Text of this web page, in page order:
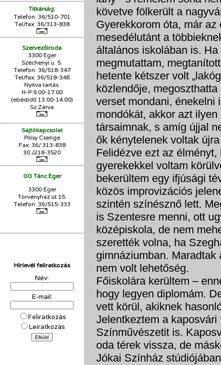
Titkárság:
Telefon: 36/510-701
Tel/fax: 36/313-838
Szervezőiroda
3300 Eger
Széchenyi u. 5.
Telefon: 36/518-347
Tel/fax: 36/518-348
Nyitva tartás:
H-P:9.00-17.00
(ebédidő 13.00-14.00)
Sz:Zárva
Sajtókapcsolat
Pilisy Csenge
Fax: 36/ 313-838
30 /218-3520
GG Tánc Eger
3300 Eger
Törvényház út 15.
Telefon: 36/515-333
Hírlevél feliratkozás
Név:
E-mail:
Feliratkozás
Leiratkozás
követve fölkerült a
Gyerekkorom óta, már
mesedélutánt a
általános iskolában is.
megmutattam,
hetente kétszer volt
közlendője, megoszthatta
verset mondani, énekelni
mondókát, akkor azt
társaimnak, s amíg újjal
ők kénytelenek voltak
Felidézve ezt az
gyerekekkel voltam
bekerültem egy ifjúsági
közös improvizációs
szintén színésznő lett.
is Szentesre menni, ott
középiskola, de nem
szerették volna, ha
gimnáziumban.
nem volt lehetőség.
Főiskolára kerültem –
hogy legyen diplomám.
vett körül, akiknek
Jelentkeztem a
Színművészetit is.
oda térek vissza, de
Jókai Színház